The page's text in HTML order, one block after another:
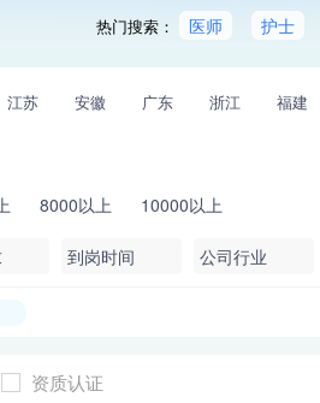
热门搜索： 医师 护士
江苏 安徽 广东 浙江 福建
8000以上 10000以上
到岗时间 公司行业
资质认证